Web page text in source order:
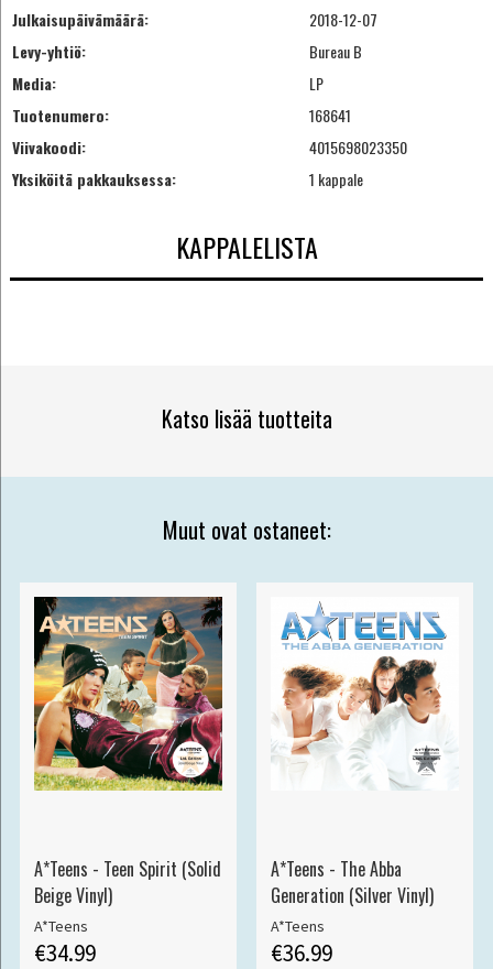
Julkaisupäivämäärä:
2018-12-07
Levy-yhtiö:
Bureau B
Media:
LP
Tuotenumero:
168641
Viivakoodi:
4015698023350
Yksiköitä pakkauksessa:
1 kappale
KAPPALELISTA
Katso lisää tuotteita
Muut ovat ostaneet:
A*Teens - Teen Spirit (Solid
Beige Vinyl)
A*Teens
€34.99
A*Teens - The Abba
Generation (Silver Vinyl)
A*Teens
€36.99